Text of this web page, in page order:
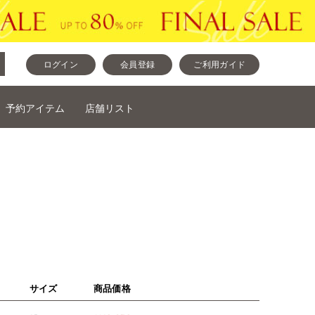
ログイン 会員登録 ご利用ガイド
予約アイテム 店舗リスト
サイズ 商品価格